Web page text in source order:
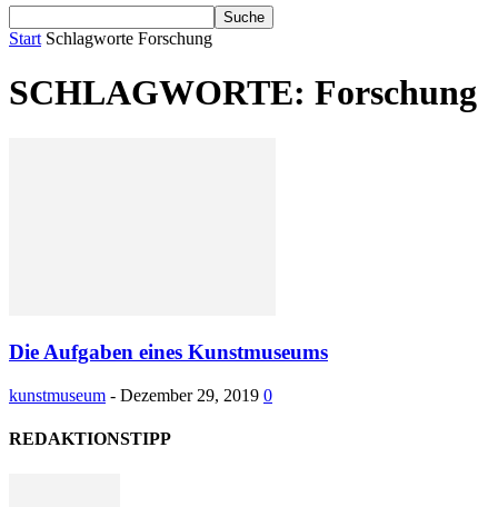
Start Schlagworte Forschung
SCHLAGWORTE: Forschung
Die Aufgaben eines Kunstmuseums
kunstmuseum - Dezember 29, 2019 0
REDAKTIONSTIPP